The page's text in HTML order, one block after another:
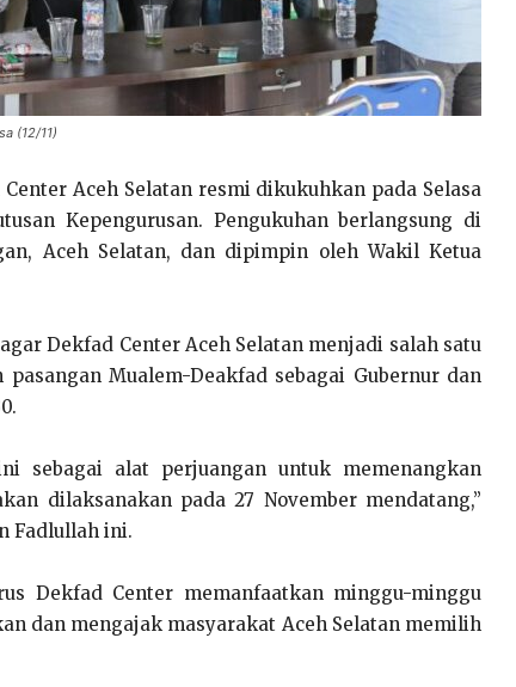
(12/11)
Aceh Selatan resmi dikukuhkan pada Selasa
Kepengurusan. Pengukuhan berlangsung di
Aceh Selatan, dan dipimpin oleh Wakil Ketua
Dekfad Center Aceh Selatan menjadi salah satu
Mualem-Deakfad sebagai Gubernur dan
sebagai alat perjuangan untuk memenangkan
dilaksanakan pada 27 November mendatang,”
Fadlullah ini.
Dekfad Center memanfaatkan minggu-minggu
dan mengajak masyarakat Aceh Selatan memilih